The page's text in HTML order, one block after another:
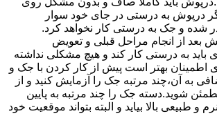
درپوش به درستی در جای خود سوار
شده و جک به درستی کار نخواهد کرد.
از انجام مراحل قبلی و تعویض
به درستی کار کند و هیچ مشکلی نداشته
اطمینان بهتر است پیش از کار کردن با جک و
به آن،چند مرتبه جک را آزمایش کنید و از
شوید.دسته جک را چند مرتبه به پایین
و طبیعی بالا بیاید و البته بتواند موقعیت خود